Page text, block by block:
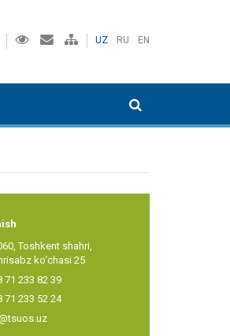
UZ RU EN
Toshkent shahri,
ko‘chasi 25
71 233 82 39
71 233 52 24